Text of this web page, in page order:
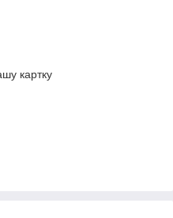
картку